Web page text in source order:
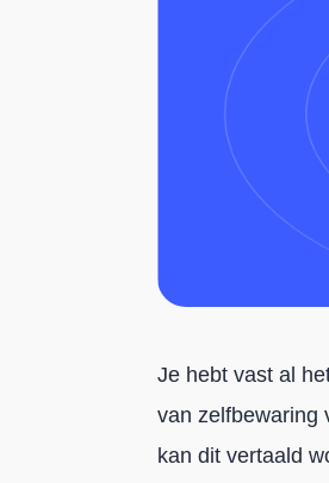
Je hebt vast al
van zelfbewaring
kan dit vertaald